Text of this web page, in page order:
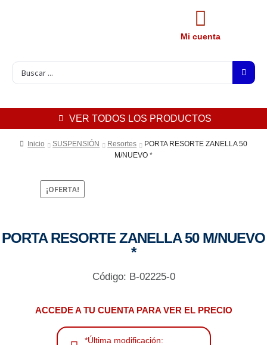
Mi cuenta
VER TODOS LOS PRODUCTOS
Inicio SUSPENSIÓN Resortes
PORTA RESORTE ZANELLA 50
M/NUEVO *
¡OFERTA!
PORTA RESORTE ZANELLA 50 M/NUEVO
*
Código: B-02225-0
ACCEDE A TU CUENTA PARA VER EL PRECIO
*Última modificación: